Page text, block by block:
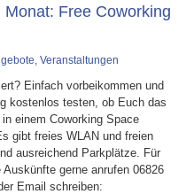
Free Coworking
Veranstaltungen
Einfach vorbeikommen und
kostenlos testen, ob Euch das
einem Coworking Space
gibt freies WLAN und freien
ausreichend Parkplätze. Für
Auskünfte gerne anrufen 06826
Email schreiben: